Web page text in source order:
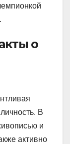
о
В
и
активно